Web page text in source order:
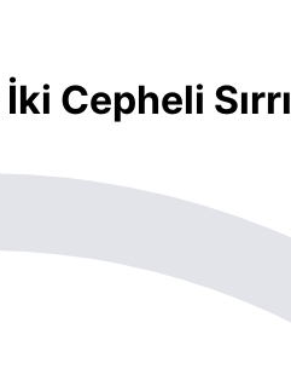
Cepheli Sırrı